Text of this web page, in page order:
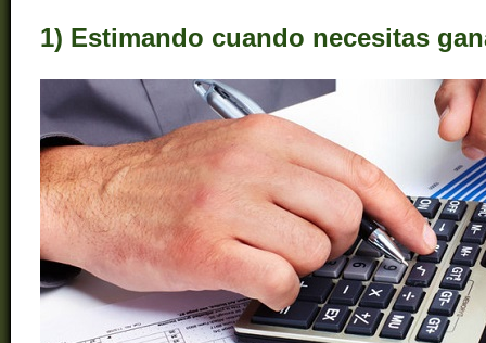
1) Estimando cuando necesitas